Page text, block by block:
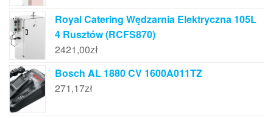
Royal Catering Wędzarnia Elektryczna 105L
4 Rusztów (RCFS870)
2421,00zł
Bosch AL 1880 CV 1600A011TZ
271,17zł